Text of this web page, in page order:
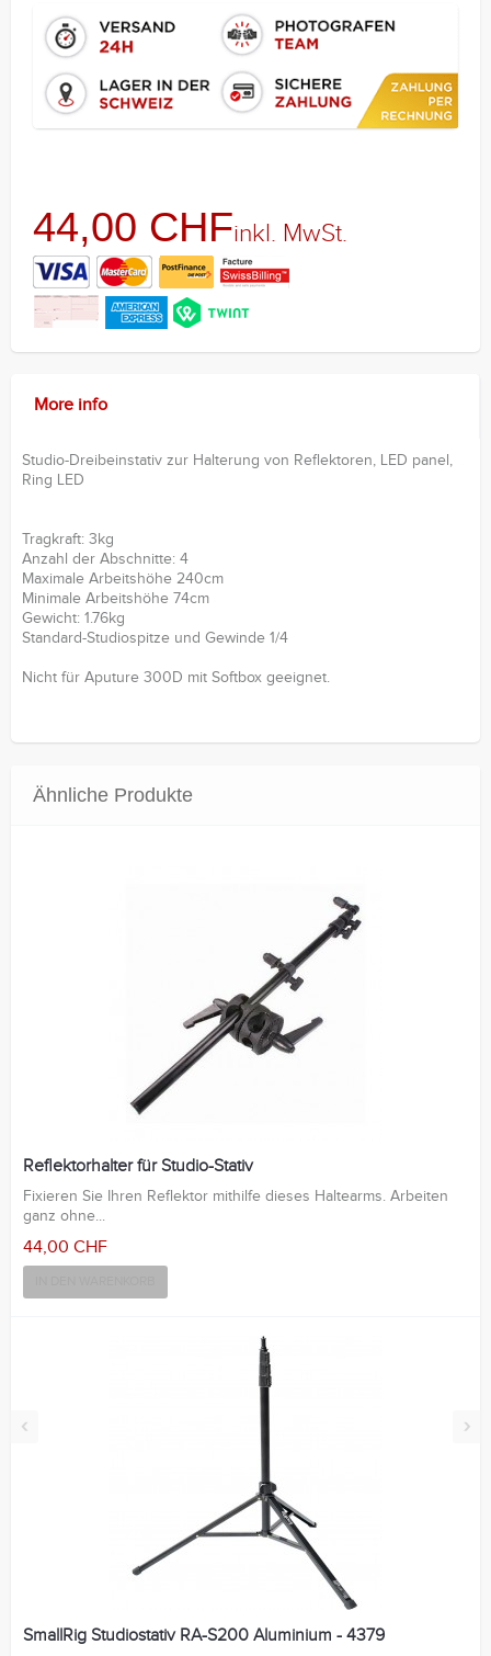
44,00 CHFinkl. MwSt.
More info
Studio-Dreibeinstativ zur Halterung von Reflektoren, LED panel,
Ring LED
Tragkraft: 3kg
Anzahl der Abschnitte: 4
Maximale Arbeitshöhe 240cm
Minimale Arbeitshöhe 74cm
Gewicht: 1.76kg
Standard-Studiospitze und Gewinde 1/4
Nicht für Aputure 300D mit Softbox geeignet.
Ähnliche Produkte
‹ ›
Reflektorhalter für Studio-Stativ
Fixieren Sie Ihren Reflektor mithilfe dieses Haltearms. Arbeiten
ganz ohne...
44,00 CHF
SmallRig Studiostativ RA-S200 Aluminium - 4379